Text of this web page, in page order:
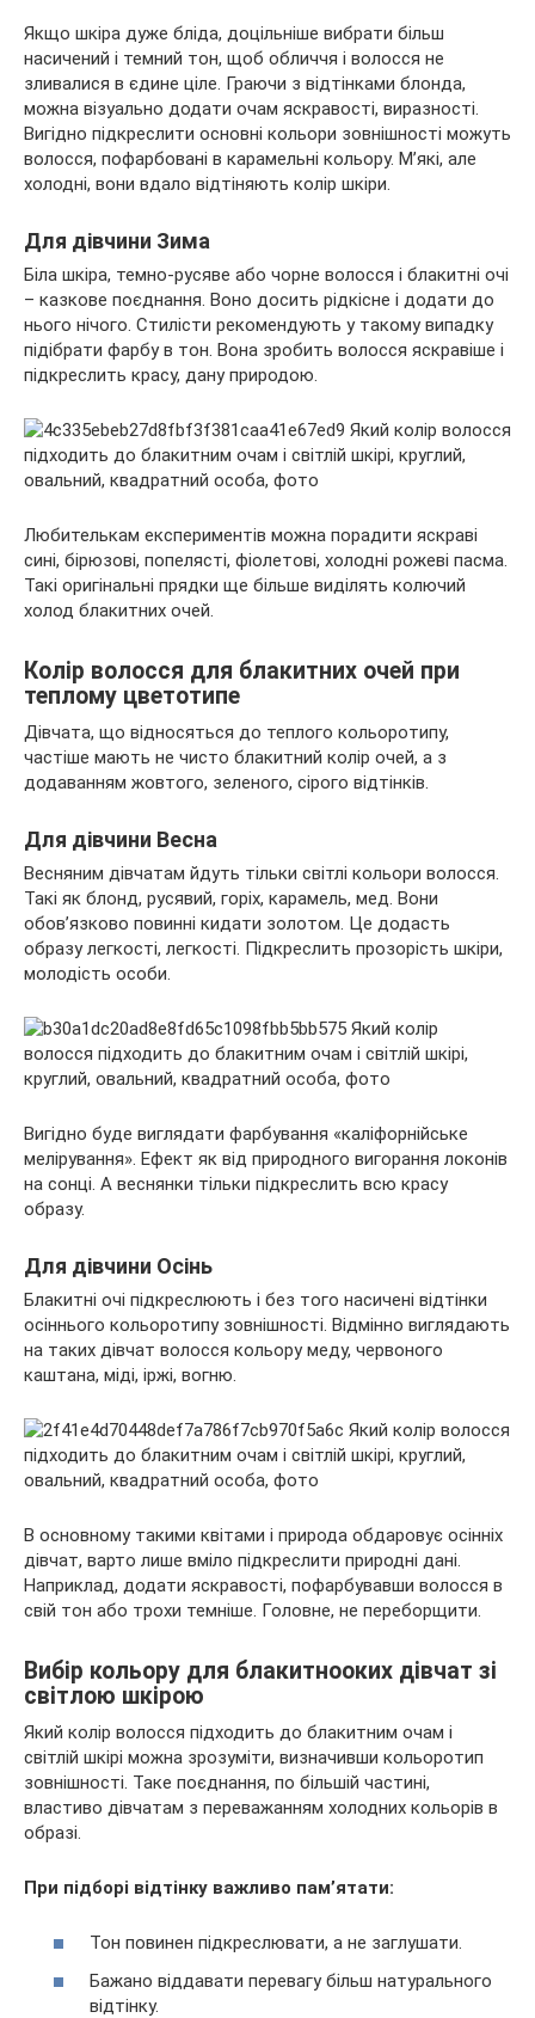
Якщо шкіра дуже бліда, доцільніше вибрати більш
насичений і темний тон, щоб обличчя і волосся не
зливалися в єдине ціле. Граючи з відтінками блонда,
можна візуально додати очам яскравості, виразності.
Вигідно підкреслити основні кольори зовнішності можуть
волосся, пофарбовані в карамельні кольору. М’які, але
холодні, вони вдало відтіняють колір шкіри.
Для дівчини Зима
Біла шкіра, темно-русяве або чорне волосся і блакитні очі
– казкове поєднання. Воно досить рідкісне і додати до
нього нічого. Стилісти рекомендують у такому випадку
підібрати фарбу в тон. Вона зробить волосся яскравіше і
підкреслить красу, дану природою.
Любителькам експериментів можна порадити яскраві
сині, бірюзові, попелясті, фіолетові, холодні рожеві пасма.
Такі оригінальні прядки ще більше виділять колючий
холод блакитних очей.
Колір волосся для блакитних очей при
теплому цветотипе
Дівчата, що відносяться до теплого кольоротипу,
частіше мають не чисто блакитний колір очей, а з
додаванням жовтого, зеленого, сірого відтінків.
Для дівчини Весна
Весняним дівчатам йдуть тільки світлі кольори волосся.
Такі як блонд, русявий, горіх, карамель, мед. Вони
обов’язково повинні кидати золотом. Це додасть
образу легкості, легкості. Підкреслить прозорість шкіри,
молодість особи.
Вигідно буде виглядати фарбування «каліфорнійське
мелірування». Ефект як від природного вигорання локонів
на сонці. А веснянки тільки підкреслить всю красу
образу.
Для дівчини Осінь
Блакитні очі підкреслюють і без того насичені відтінки
осіннього кольоротипу зовнішності. Відмінно виглядають
на таких дівчат волосся кольору меду, червоного
каштана, міді, іржі, вогню.
В основному такими квітами і природа обдаровує осінніх
дівчат, варто лише вміло підкреслити природні дані.
Наприклад, додати яскравості, пофарбувавши волосся в
свій тон або трохи темніше. Головне, не переборщити.
Вибір кольору для блакитнооких дівчат зі
світлою шкірою
Який колір волосся підходить до блакитним очам і
світлій шкірі можна зрозуміти, визначивши кольоротип
зовнішності. Таке поєднання, по більшій частині,
властиво дівчатам з переважанням холодних кольорів в
образі.
При підборі відтінку важливо пам’ятати:
Тон повинен підкреслювати, а не заглушати.
Бажано віддавати перевагу більш натурального
відтінку.